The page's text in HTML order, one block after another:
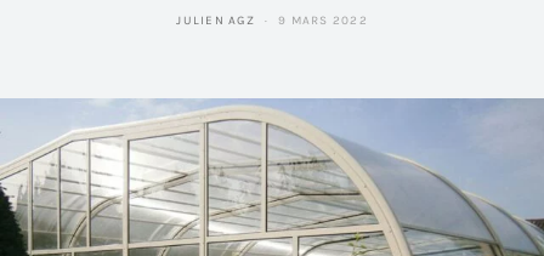
JULIEN AGZ 9 MARS 2022